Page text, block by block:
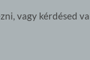
vagy kérdésed